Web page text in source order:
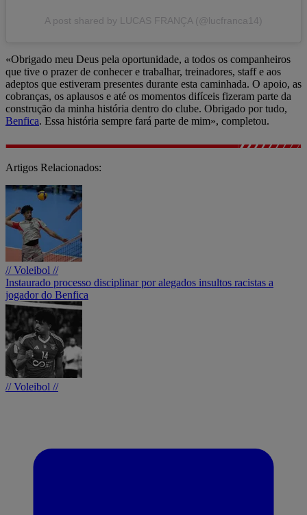
A post shared by LUCAS FRANÇA (@lucfranca14)
«Obrigado meu Deus pela oportunidade, a todos os companheiros
que tive o prazer de conhecer e trabalhar, treinadores, staff e aos
adeptos que estiveram presentes durante esta caminhada. O apoio, as
cobranças, os aplausos e até os momentos difíceis fizeram parte da
construção da minha história dentro do clube. Obrigado por tudo,
Benfica. Essa história sempre fará parte de mim», completou.
Artigos Relacionados:
// Voleibol //
Instaurado processo disciplinar por alegados insultos racistas a
jogador do Benfica
// Voleibol //